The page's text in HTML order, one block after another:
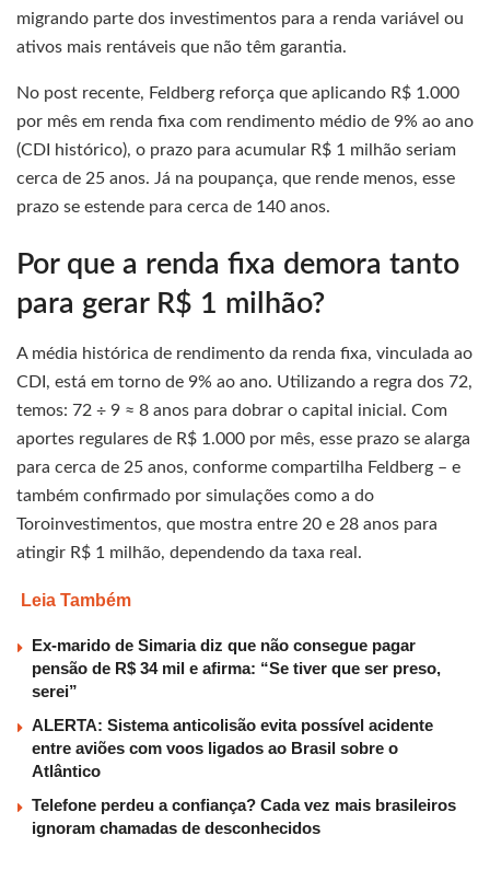
migrando parte dos investimentos para a renda variável ou
ativos mais rentáveis que não têm garantia.
No post recente, Feldberg reforça que aplicando R$ 1.000
por mês em renda fixa com rendimento médio de 9% ao ano
(CDI histórico), o prazo para acumular R$ 1 milhão seriam
cerca de 25 anos. Já na poupança, que rende menos, esse
prazo se estende para cerca de 140 anos.
Por que a renda fixa demora tanto
para gerar R$ 1 milhão?
A média histórica de rendimento da renda fixa, vinculada ao
CDI, está em torno de 9% ao ano. Utilizando a regra dos 72,
temos: 72 ÷ 9 ≈ 8 anos para dobrar o capital inicial. Com
aportes regulares de R$ 1.000 por mês, esse prazo se alarga
para cerca de 25 anos, conforme compartilha Feldberg – e
também confirmado por simulações como a do
Toroinvestimentos, que mostra entre 20 e 28 anos para
atingir R$ 1 milhão, dependendo da taxa real.
Leia Também
Ex-marido de Simaria diz que não consegue pagar
pensão de R$ 34 mil e afirma: “Se tiver que ser preso,
serei”
ALERTA: Sistema anticolisão evita possível acidente
entre aviões com voos ligados ao Brasil sobre o
Atlântico
Telefone perdeu a confiança? Cada vez mais brasileiros
ignoram chamadas de desconhecidos